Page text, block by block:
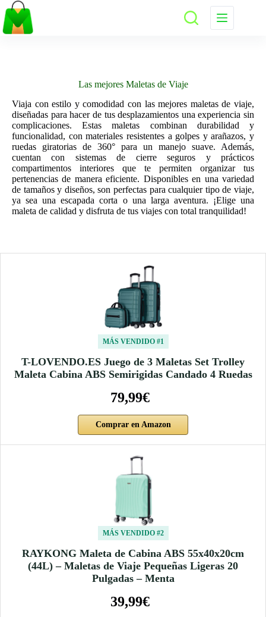
Saltar
al
contenido
Las mejores Maletas de Viaje
Viaja con estilo y comodidad con las mejores maletas de viaje,
diseñadas para hacer de tus desplazamientos una experiencia sin
complicaciones. Estas maletas combinan durabilidad y
funcionalidad, con materiales resistentes a golpes y arañazos, y
ruedas giratorias de 360° para un manejo suave. Además,
cuentan con sistemas de cierre seguros y prácticos
compartimentos interiores que te permiten organizar tus
pertenencias de manera eficiente. Disponibles en una variedad
de tamaños y diseños, son perfectas para cualquier tipo de viaje,
ya sea una escapada corta o una larga aventura. ¡Elige una
maleta de calidad y disfruta de tus viajes con total tranquilidad!
MÁS VENDIDO #1
T-LOVENDO.ES Juego de 3 Maletas Set Trolley
Maleta Cabina ABS Semirigidas Candado 4 Ruedas
79,99€
Comprar en Amazon
MÁS VENDIDO #2
RAYKONG Maleta de Cabina ABS 55x40x20cm
(44L) – Maletas de Viaje Pequeñas Ligeras 20
Pulgadas – Menta
39,99€